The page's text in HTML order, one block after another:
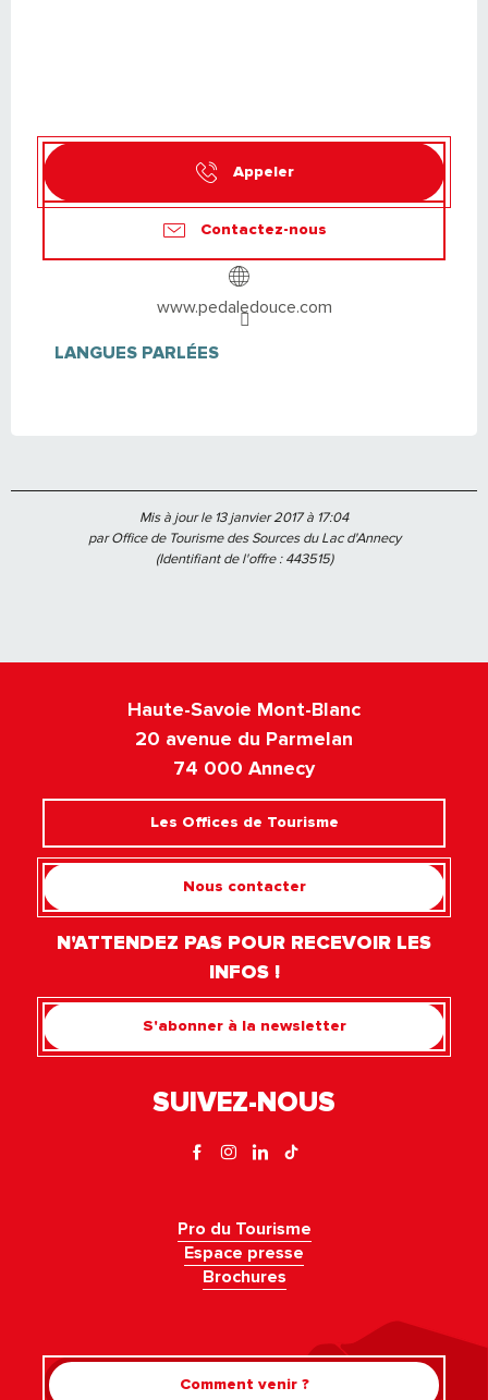
Appeler
Contactez-nous
www.pedaledouce.com
LANGUES PARLÉES
LANGUES PARLÉES
Mis à jour le 13 janvier 2017 à 17:04
par Office de Tourisme des Sources du Lac d'Annecy
(Identifiant de l'offre :443515)
Haute-Savoie Mont-Blanc
20 avenue du Parmelan
74 000 Annecy
Les Offices de Tourisme
Nous contacter
N'ATTENDEZ PAS POUR RECEVOIR LES
INFOS !
S'abonner à la newsletter
SUIVEZ-NOUS
Pro du Tourisme
Espace presse
Brochures
Comment venir ?